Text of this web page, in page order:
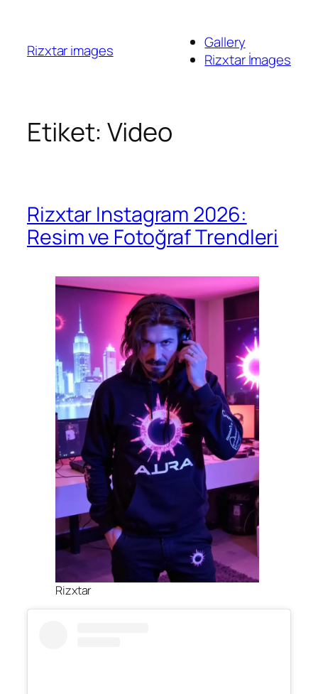
Rizxtar images
Gallery
Rizxtar İmages
Etiket:Video
Rizxtar Instagram 2026:
Resim ve Fotoğraf Trendleri
Rizxtar